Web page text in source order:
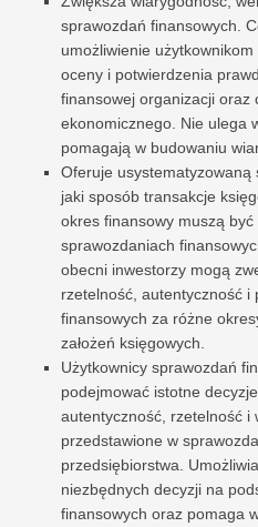
sprawozdań finansowych.
umożliwienie
oceny i potwierdzenia
finansowej organizacji oraz
ekonomicznego. Nie ulega
pomagają w budowaniu
Oferuje
jaki sposób transakcje
okres finansowy muszą
sprawozdaniach
obecni inwestorzy mogą
rzetelność, autentyczność i
finansowych za różne
założeń księgowych.
Użytkownicy sprawozdań
podejmować istotne
autentyczność, rzetelność i
przedstawione w
przedsiębiorstwa.
niezbędnych decyzji na
finansowych oraz pomaga